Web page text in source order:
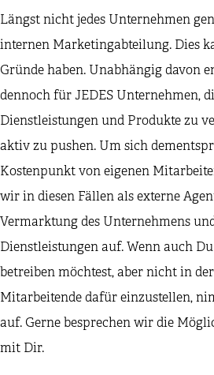
Längst nicht jedes Unternehmen
internen Marketingabteilung. Dies
Gründe haben. Unabhängig davon
dennoch für JEDES Unternehmen,
Dienstleistungen und Produkte zu
aktiv zu pushen. Um sich
Kostenpunkt von eigenen
wir in diesen Fällen als externe
Vermarktung des Unternehmens
Dienstleistungen auf. Wenn auch
betreiben möchtest, aber nicht in
Mitarbeitende dafür einzustellen,
auf. Gerne besprechen wir die
mit Dir.